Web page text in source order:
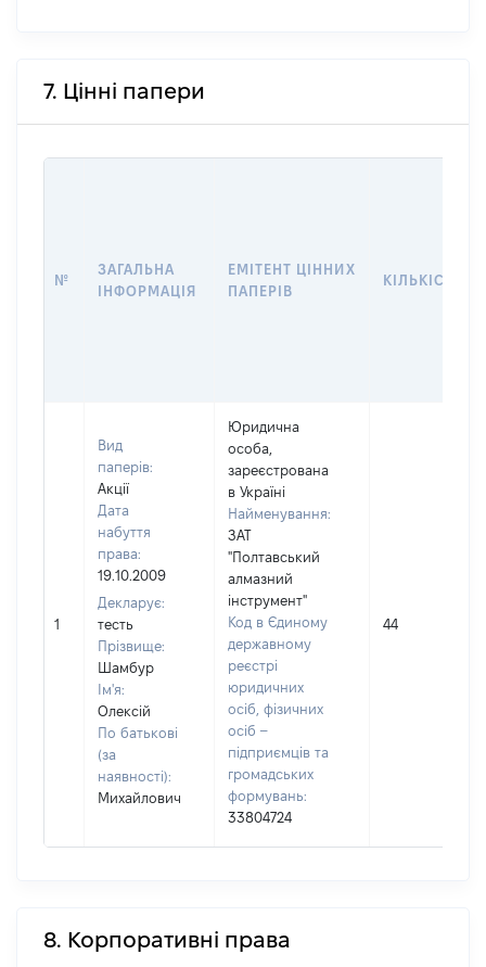
7. Цінні папери
№
ЗАГАЛЬНА
ІНФОРМАЦІЯ
ЕМІТЕНТ ЦІННИХ
ПАПЕРІВ
КІЛЬКІСТЬ
1
Вид
паперів:
Акції
Дата
набуття
права:
19.10.2009
Декларує:
тесть
Прізвище:
Шамбур
Ім'я:
Олексій
По батькові
(за
наявності):
Михайлович
Юридична
особа,
зареєстрована
в Україні
Найменування:
ЗАТ
"Полтавський
алмазний
інструмент"
Код в Єдиному
державному
реєстрі
юридичних
осіб, фізичних
осіб –
підприємців та
громадських
формувань:
33804724
44
8. Корпоративні права